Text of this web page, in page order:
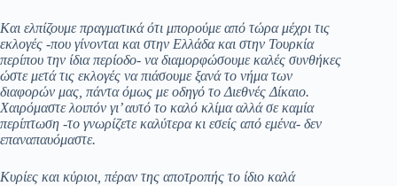
Και ελπίζουμε πραγματικά ότι μπορούμε από τώρα μέχρι τις
εκλογές -που γίνονται και στην Ελλάδα και στην Τουρκία
περίπου την ίδια περίοδο- να διαμορφώσουμε καλές συνθήκες
ώστε μετά τις εκλογές να πιάσουμε ξανά το νήμα των
διαφορών μας, πάντα όμως με οδηγό το Διεθνές Δίκαιο.
Χαιρόμαστε λοιπόν γι’ αυτό το καλό κλίμα αλλά σε καμία
περίπτωση -το γνωρίζετε καλύτερα κι εσείς από εμένα- δεν
επαναπαυόμαστε.
Κυρίες και κύριοι, πέραν της αποτροπής το ίδιο καλά